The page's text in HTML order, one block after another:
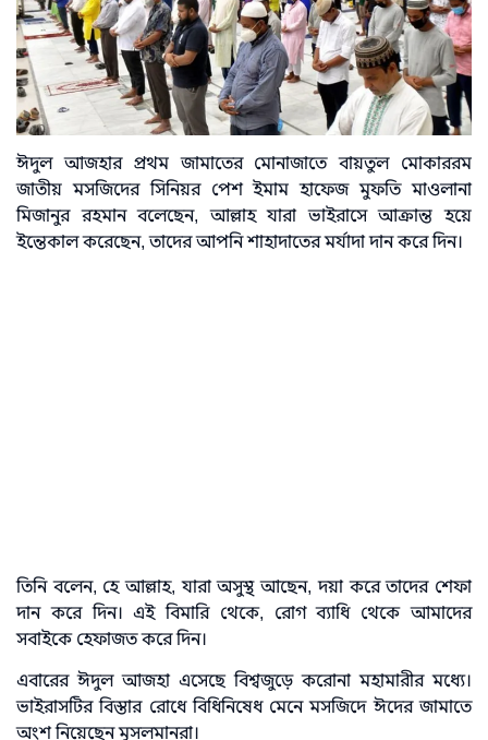
ঈদুল আজহার প্রথম জামাতের মোনাজাতে বায়তুল মোকাররম
জাতীয় মসজিদের সিনিয়র পেশ ইমাম হাফেজ মুফতি মাওলানা
মিজানুর রহমান বলেছেন, আল্লাহ যারা ভাইরাসে আক্রান্ত হয়ে
ইন্তেকাল করেছেন, তাদের আপনি শাহাদাতের মর্যাদা দান করে দিন।
তিনি বলেন, হে আল্লাহ, যারা অসুস্থ আছেন, দয়া করে তাদের শেফা
দান করে দিন। এই বিমারি থেকে, রোগ ব্যাধি থেকে আমাদের
সবাইকে হেফাজত করে দিন।
এবারের ঈদুল আজহা এসেছে বিশ্বজুড়ে করোনা মহামারীর মধ্যে।
ভাইরাসটির বিস্তার রোধে বিধিনিষেধ মেনে মসজিদে ঈদের জামাতে
অংশ নিয়েছেন মুসলমানরা।